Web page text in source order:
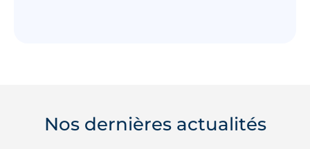
Nos dernières actualités